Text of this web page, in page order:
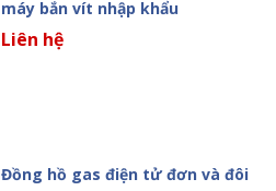
máy bắn vít nhập khẩu
Liên hệ
Đồng hồ gas điện tử đơn và đôi